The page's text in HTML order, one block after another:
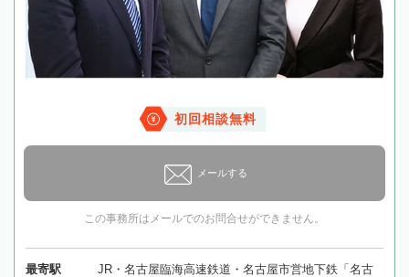
初回相談無料
メールする
この事務所はメールでのお問合せができません。
最寄駅
JR・名古屋臨海高速鉄道・名古屋市営地下鉄「名古